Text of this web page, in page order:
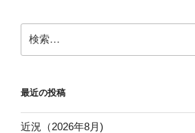
ン
索:
最近の投稿
近況（2026年8月)